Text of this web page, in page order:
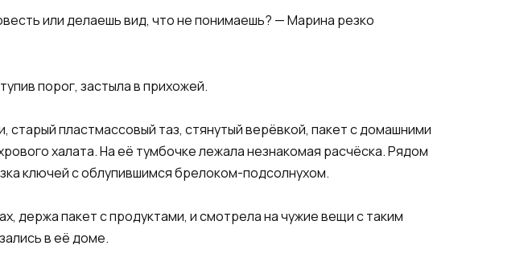
или делаешь вид, что не понимаешь? — Марина резко
порог, застыла в прихожей.
пластмассовый таз, стянутый верёвкой, пакет с домашними
халата. На её тумбочке лежала незнакомая расчёска. Рядом
ключей с облупившимся брелоком-подсолнухом.
держа пакет с продуктами, и смотрела на чужие вещи с таким
в её доме.